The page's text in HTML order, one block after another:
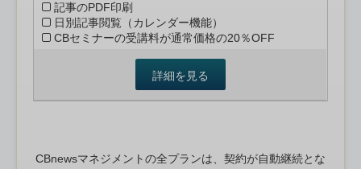
記事のPDF印刷
日別記事閲覧（カレンダー機能）
CBセミナーの受講料が通常価格の20％OFF
詳細を見る
CBnewsマネジメントの全プランは、契約が自動継続とな